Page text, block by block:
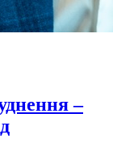
–